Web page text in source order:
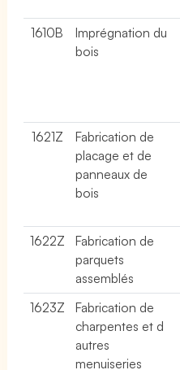
1610B
Imprégnation du
bois
1621Z
Fabrication de
placage et de
panneaux de
bois
1622Z
Fabrication de
parquets
assemblés
1623Z
Fabrication de
charpentes et d
autres
menuiseries